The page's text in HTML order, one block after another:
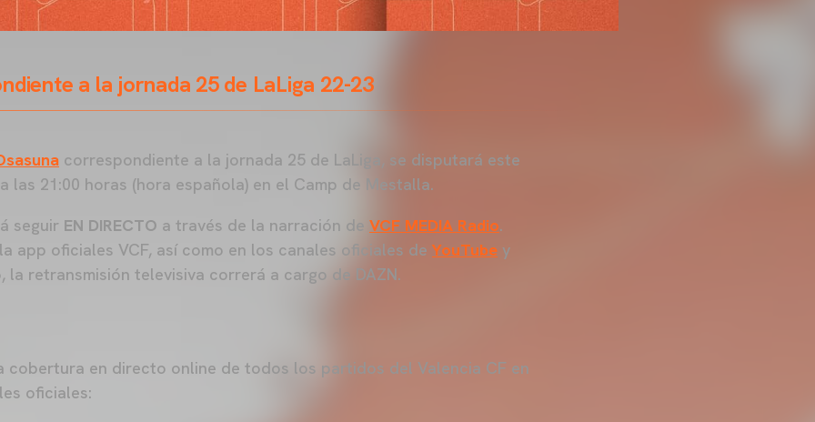
a la jornada 25 de LaLiga 22-23
correspondiente a la jornada 25 de LaLiga, se disputará este
las 21:00 horas (hora española) en el Camp de Mestalla.
seguir EN DIRECTO a través de la narración de VCF MEDIA Radio.
app oficiales VCF, así como en los canales oficiales de YouTube y
la retransmisión televisiva correrá a cargo de DAZN.
cobertura en directo online de todos los partidos del Valencia CF en
oficiales: